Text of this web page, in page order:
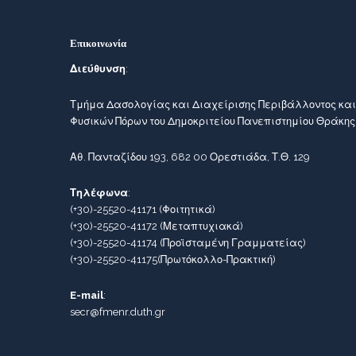
Επικοινωνία
Διεύθυνση:
Τμήμα Δασολογίας και Διαχείρισης Περιβάλλοντος και
Φυσικών Πόρων του Δημοκριτείου Πανεπιστημίου
Αθ. Πανταζίδου 193, 682 00 Ορεστιάδα, Τ.Θ. 129
Τηλέφωνα:
(+30)-25520-41171(Φοιτητικά)
(+30)-25520-41172 (Μεταπτυχιακά)
(+30)-25520-41174 (Προϊσταμένη Γραμματείας)
(+30)-25520-41175(Πρωτόκολλο-Πρακτική)
E-mail:
secr@fmenr.duth.gr